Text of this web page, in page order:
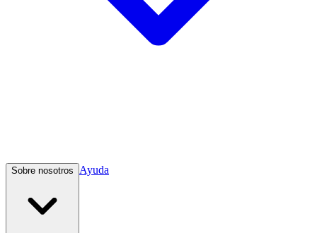
Sobre nosotros Ayuda